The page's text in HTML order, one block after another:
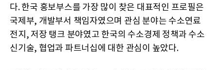
다. 한국 홍보부스를 가장 많이 찾은 대표적인 프로필은
국제부, 개발부서 책임자였으며 관심 분야는 수소연료
전지, 저장 탱크 분야였고 한국의 수소경제 정책과 수소
신기술, 협업과 파트너십에 대한 관심이 높았다.